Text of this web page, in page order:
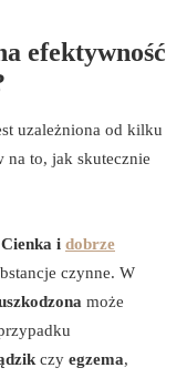
efektywność
uzależniona od kilku
to, jak skutecznie
Cienka i dobrze
czynne. W
może
czy egzema,